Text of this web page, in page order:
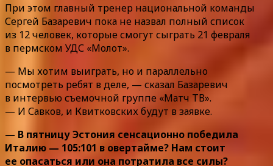
При этом главный тренер национальной команды
Сергей Базаревич пока не назвал полный список
из 12 человек, которые смогут сыграть 21 февраля
в пермском УДС «Молот».
— Мы хотим выиграть, но и параллельно
посмотреть ребят в деле, — сказал Базаревич
в интервью съемочной группе «Матч ТВ».
— И Савков, и Квитковских будут в заявке.
— В пятницу Эстония сенсационно победила
Италию — 105:101 в овертайме? Нам стоит
ее опасаться или она потратила все силы?